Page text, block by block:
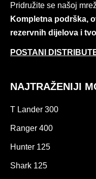
Pridružite se našoj
Kompletna podrška,
rezervnih dijelova i
POSTANI
NAJTRAŽENIJI
T Lander 300
Ranger 400
Hunter 125
Shark 125